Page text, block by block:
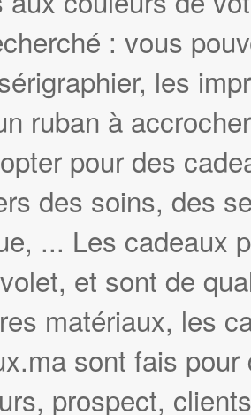
: vous
les
ruban à
pour des
des soins, des
... Les cadeaux
et sont de
matériaux, les
sont fais
prospect,